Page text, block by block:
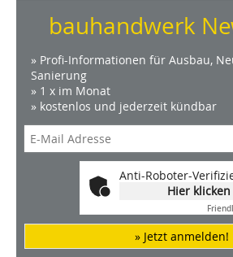
bauhandwerk
» Profi-Informationen für Ausbau,
Sanierung
» 1 x im Monat
» kostenlos und jederzeit kündbar
Anti-Roboter-
Hier klicken
» Jetzt anmelden!